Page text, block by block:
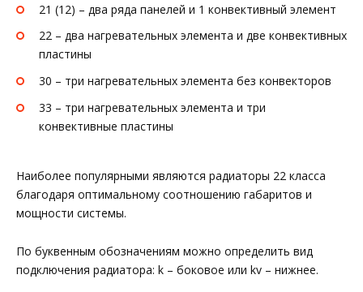
21 (12) – два ряда панелей и 1 конвективный элемент
22 – два нагревательных элемента и две конвективных
пластины
30 – три нагревательных элемента без конвекторов
33 – три нагревательных элемента и три
конвективные пластины
Наиболее популярными являются радиаторы 22 класса
благодаря оптимальному соотношению габаритов и
мощности системы.
По буквенным обозначениям можно определить вид
подключения радиатора: k – боковое или kv – нижнее.